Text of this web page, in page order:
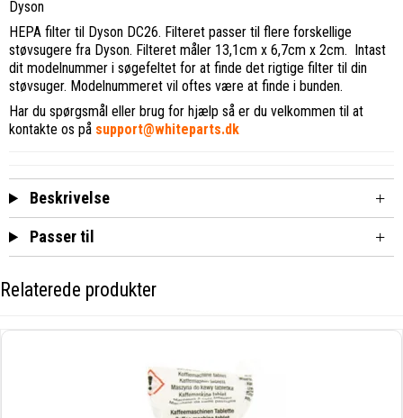
Dyson
HEPA filter til Dyson DC26. Filteret passer til flere forskellige
støvsugere fra Dyson. Filteret måler 13,1cm x 6,7cm x 2cm. Intast
dit modelnummer i søgefeltet for at finde det rigtige filter til din
støvsuger. Modelnummeret vil oftes være at finde i bunden.
Har du spørgsmål eller brug for hjælp så er du velkommen til at
kontakte os på support@whiteparts.dk
Beskrivelse
Passer til
Relaterede produkter